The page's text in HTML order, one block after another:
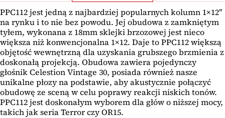
PPC112 jest jedną z najbardziej popularnych kolumn 1×12″
na rynku i to nie bez powodu. Jej obudowa z zamkniętym
tyłem, wykonana z 18mm sklejki brzozowej jest nieco
większa niż konwencjonalna 1×12. Daje to PPC112 większą
objętość wewnętrzną dla uzyskania grubszego brzmienia z
doskonałą projekcją. Obudowa zawiera pojedynczy
głośnik Celestion Vintage 30, posiada również nasze
unikalne płozy na podstawie, aby akustycznie połączyć
obudowę ze sceną w celu poprawy reakcji niskich tonów.
PPC112 jest doskonałym wyborem dla głów o niższej mocy,
takich jak seria Terror czy OR15.